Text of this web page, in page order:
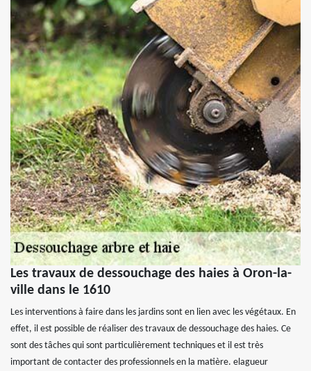
Les travaux de dessouchage des haies à Oron-la-
ville dans le 1610
Les interventions à faire dans les jardins sont en lien avec les végétaux. En
effet, il est possible de réaliser des travaux de dessouchage des haies. Ce
sont des tâches qui sont particulièrement techniques et il est très
important de contacter des professionnels en la matière. elagueur